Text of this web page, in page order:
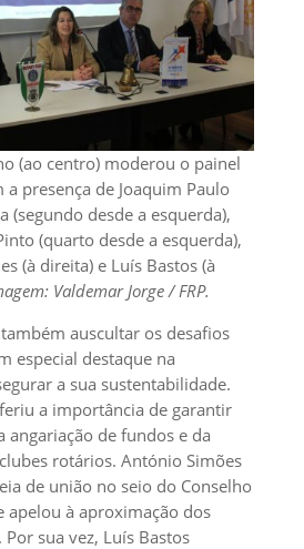
(ao centro) moderou o painel
presença de Joaquim Paulo
(segundo desde a esquerda),
(quarto desde a esquerda),
(à direita) e Luís Bastos (à
Valdemar Jorge / FRP.
auscultar os desafios
especial destaque na
a sua sustentabilidade.
a importância de garantir
angariação de fundos e da
rotários. António Simões
de união no seio do Conselho
apelou à aproximação dos
Por sua vez, Luís Bastos